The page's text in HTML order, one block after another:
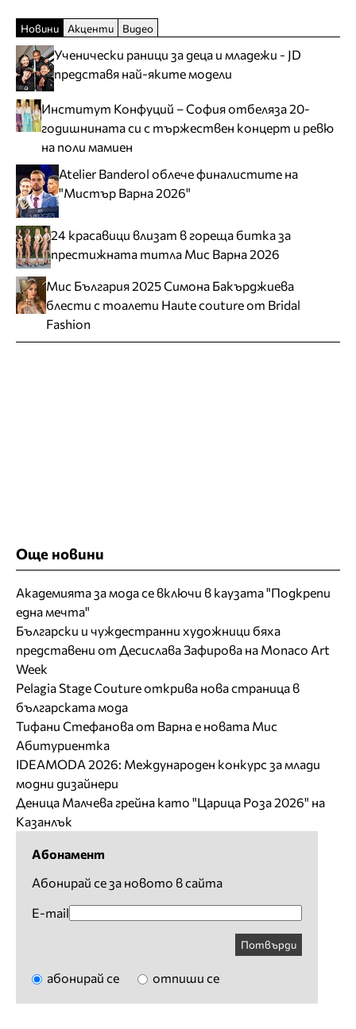
Новини Акценти Видео
Ученически раници за деца и младежи - JD
представя най-яките модели
Институт Конфуций – София отбеляза 20-
годишнината си с тържествен концерт и ревю
на поли мамиен
Atelier Banderol облече финалистите на
"Мистър Варна 2026"
24 красавици влизат в гореща битка за
престижната титла Мис Варна 2026
Мис България 2025 Симона Бакърджиева
блести с тоалети Haute couture от Bridal
Fashion
Още новини
Академията за мода се включи в каузата "Подкрепи
една мечта"
Български и чуждестранни художници бяха
представени от Десислава Зафирова на Monaco Art
Week
Pelagia Stage Couture открива нова страница в
българската мода
Тифани Стефанова от Варна е новата Мис
Абитуриентка
IDEAMODA 2026: Международен конкурс за млади
модни дизайнери
Деница Малчева грейна като "Царица Роза 2026" на
Казанлък
Абонамент
Абонирай се за новото в сайта
E-mail
Потвърди
абонирай се отпиши се